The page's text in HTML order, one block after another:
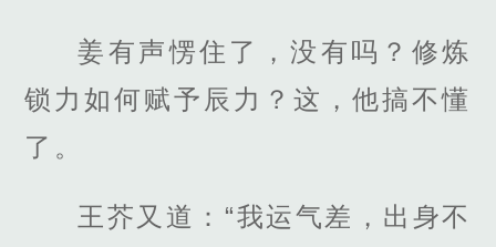
姜有声愣住了，没有吗？修炼
锁力如何赋予辰力？这，他搞不懂
了。
王芥又道：“我运气差，出身不